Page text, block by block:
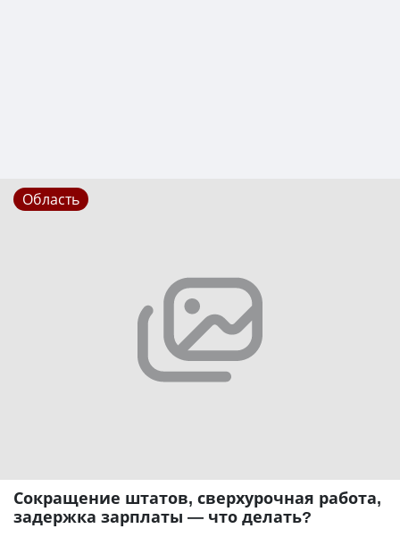
Область
Сокращение штатов, сверхурочная работа,
задержка зарплаты — что делать?